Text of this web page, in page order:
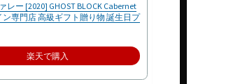
ー [2020] GHOST BLOCK Cabernet
ン専門店 高級ギフト贈り物 誕生日プ
楽天で購入